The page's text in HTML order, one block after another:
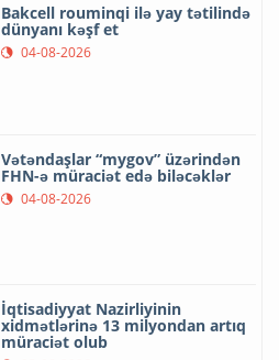
Bakcell rouminqi ilə yay tətilində
dünyanı kəşf et
04-08-2026
Vətəndaşlar “mygov” üzərindən
FHN-ə müraciət edə biləcəklər
04-08-2026
İqtisadiyyat Nazirliyinin
xidmətlərinə 13 milyondan artıq
müraciət olub